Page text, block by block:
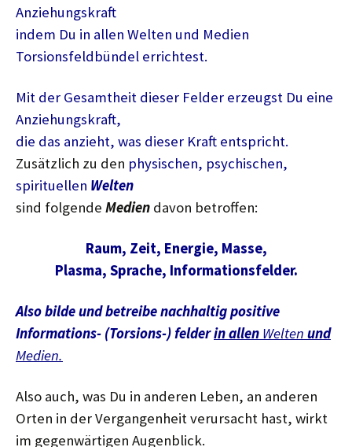
Anziehungskraft
indem Du in allen Welten und Medien
Torsionsfeldbündel errichtest.
Mit der Gesamtheit dieser Felder erzeugst Du eine
Anziehungskraft,
die das anzieht, was dieser Kraft entspricht.
Zusätzlich zu den physischen, psychischen,
spirituellen Welten
sind folgende Medien davon betroffen:
Raum, Zeit, Energie, Masse,
Plasma, Sprache, Informationsfelder.
Also bilde und betreibe nachhaltig positive
Informations- (Torsions-) felderin allen Welten und
Medien.
Also auch, was Du in anderen Leben, an anderen
Orten in der Vergangenheit verursacht hast, wirkt
im gegenwärtigen Augenblick.